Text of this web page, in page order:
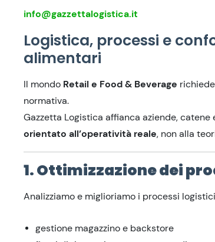
info@gazzettalogistica.it
Logistica, processi e
alimentari
Il mondo Retail e Food & Beverage
normativa.
Gazzetta Logistica affianca aziende,
orientato all’operatività reale, non alla
1. Ottimizzazione dei
Analizziamo e miglioriamo i processi
gestione magazzino e backstore